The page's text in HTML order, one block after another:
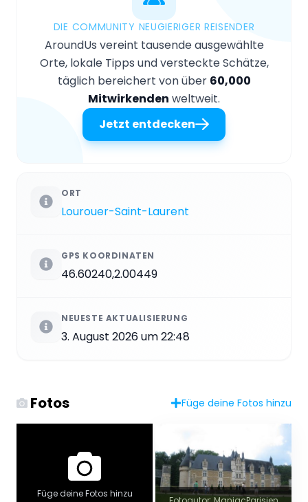
DIE COMMUNITY NEUGIERIGER REISENDER
AroundUs vereint tausende ausgewählte
Orte, lokale Tipps und versteckte Schätze,
täglich bereichert von über 60,000
Mitwirkenden weltweit.
Jetzt entdecken
ORT
Lourouer-Saint-Laurent
GPS KOORDINATEN
46.60240,2.00449
NEUESTE AKTUALISIERUNG
3. August 2026 um 22:48
Fotos Füge deine Fotos hinzu
Füge deine Fotos hinzu